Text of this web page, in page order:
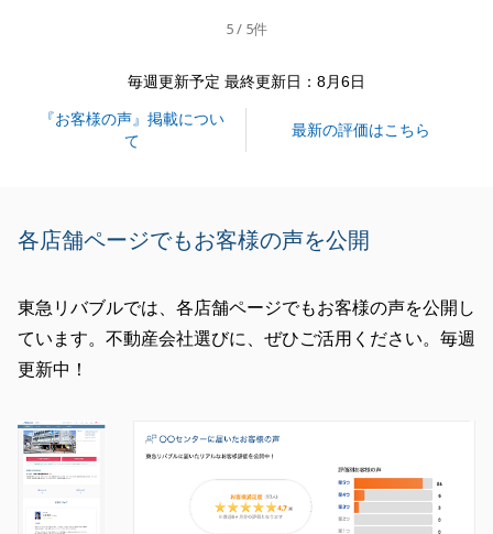
5 / 5件
毎週更新予定 最終更新日：8月6日
『お客様の声』掲載につい
て
最新の評価はこちら
各店舗ページでもお客様の声を公開
東急リバブルでは、各店舗ページでもお客様の声を公開し
ています。不動産会社選びに、ぜひご活用ください。毎週
更新中！